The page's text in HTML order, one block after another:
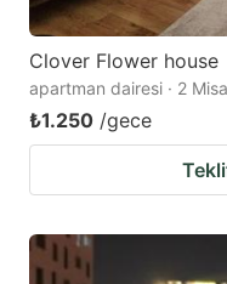
Clover Flower house
apartman dairesi · 2
₺1.250 /gece